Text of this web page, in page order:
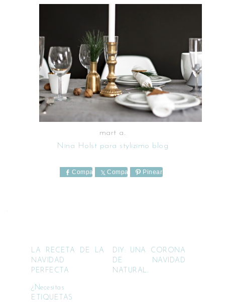
mart a.
Nina Holst para stylizimo blog
Comparte Comparte Pinear
LA RECETA DE LA
NAVIDAD
PERFECTA
DIY: UNA CORONA
DE NAVIDAD
NATURAL.
¿Necesitas
ETIQUETAS